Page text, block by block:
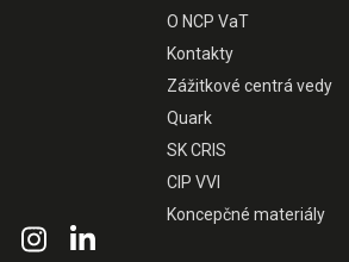
O NCP VaT
Kontakty
Zážitkové centrá vedy
Quark
SK CRIS
CIP VVI
Koncepčné materiály